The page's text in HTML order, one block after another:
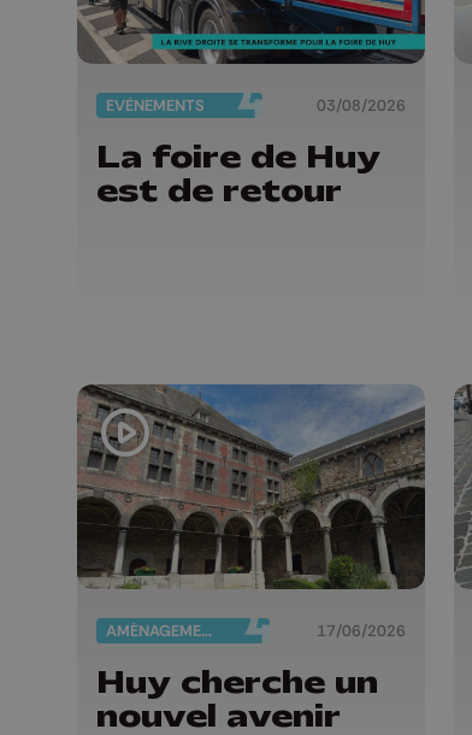
EVÈNEMENTS 03/08/2026
La foire de Huy
est de retour
AMÉNAGEMENT DU TERRITOIRE 17/06/2026
Huy cherche un
nouvel avenir